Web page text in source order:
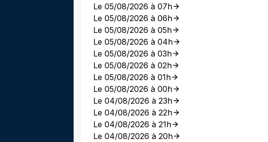
Le 05/08/2026 à 07h
Le 05/08/2026 à 06h
Le 05/08/2026 à 05h
Le 05/08/2026 à 04h
Le 05/08/2026 à 03h
Le 05/08/2026 à 02h
Le 05/08/2026 à 01h
Le 05/08/2026 à 00h
Le 04/08/2026 à 23h
Le 04/08/2026 à 22h
Le 04/08/2026 à 21h
Le 04/08/2026 à 20h